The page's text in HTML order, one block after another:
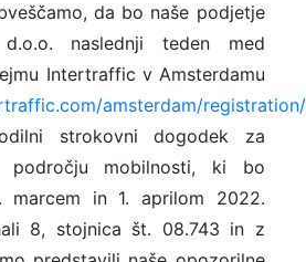
da bo naše podjetje
d.o.o. naslednji teden med
Intertraffic v Amsterdamu
amsterdam/registration/
strokovni dogodek za
področju mobilnosti, ki bo
marcem in 1. aprilom 2022.
8, stojnica št. 08.743 in z